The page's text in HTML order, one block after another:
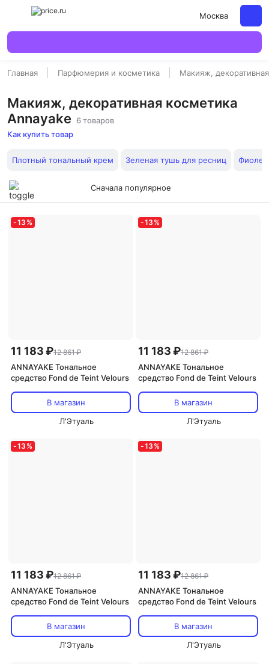
Москва
Главная Парфюмерия и косметика Макияж,
Макияж, декоративная косметика
Annayake 6 товаров
Как купить товар
Плотный тональный крем Зеленая тушь для ресниц
Сначала популярное
-13 %
11 183 ₽12 861 ₽
ANNAYAKE Тональное
средство Fond de Teint Velours
В магазин
Л'Этуаль
-13 %
11 183 ₽12 861 ₽
ANNAYAKE Тональное
средство Fond de Teint Velours
В магазин
Л'Этуаль
-13 %
11 183 ₽12 861 ₽
ANNAYAKE Тональное
средство Fond de Teint Velours
В магазин
Л'Этуаль
-13 %
11 183 ₽12 861 ₽
ANNAYAKE Тональное
средство Fond de Teint Velours
В магазин
Л'Этуаль